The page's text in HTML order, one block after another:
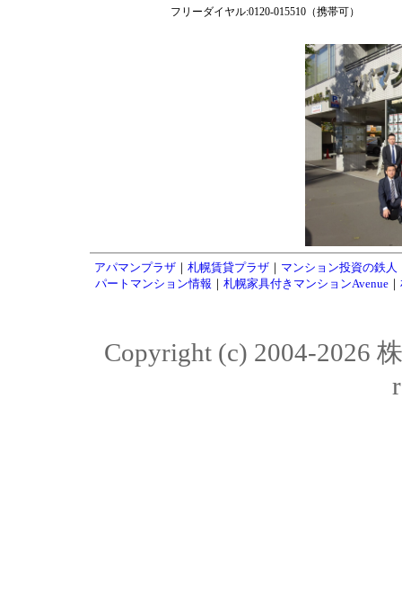
フリーダイヤル:0120-015510（携帯可）
アパマンプラザ ｜ 札幌賃貸プラザ ｜ マンション投資の鉄人
パートマンション情報 ｜ 札幌家具付きマンションAvenue｜
Copyright (c) 2004-2026